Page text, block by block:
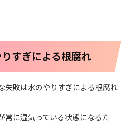
すぎによる根腐れ
失敗は水のやりすぎによる根腐れ
常に湿気っている状態になるた